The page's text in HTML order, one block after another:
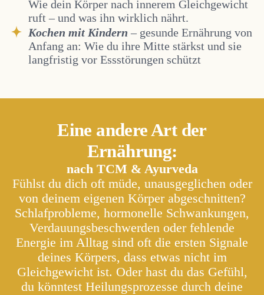
Wie dein Körper nach innerem Gleichgewicht
ruft – und was ihn wirklich nährt.
Kochen mit Kindern – gesunde Ernährung von
Anfang an: Wie du ihre Mitte stärkst und sie
langfristig vor Essstörungen schützt
Eine andere Art der
Ernährung:
nach TCM & Ayurveda
Fühlst du dich oft müde, unausgeglichen oder
von deinem eigenen Körper abgeschnitten?
Schlafprobleme, hormonelle Schwankungen,
Verdauungsbeschwerden oder fehlende
Energie im Alltag sind oft die ersten Signale
deines Körpers, dass etwas nicht im
Gleichgewicht ist. Oder hast du das Gefühl,
du könntest Heilungsprozesse durch deine